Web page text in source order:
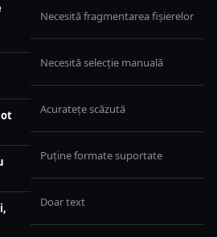
Necesită fragmentarea fișierelor
Necesită selecție manuală
Acuratețe scăzută
Puține formate suportate
Doar text